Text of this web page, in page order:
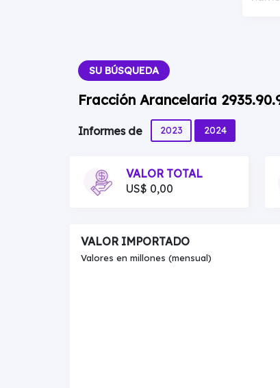
SU BÚSQUEDA
Fracción Arancelaria
Informes de 2023 2024
VALOR TOTAL
US$ 0,00
VALOR IMPORTADO
Valores en millones (mensual)